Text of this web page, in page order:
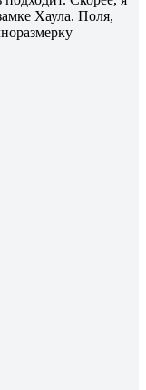
Хаула. Поля,